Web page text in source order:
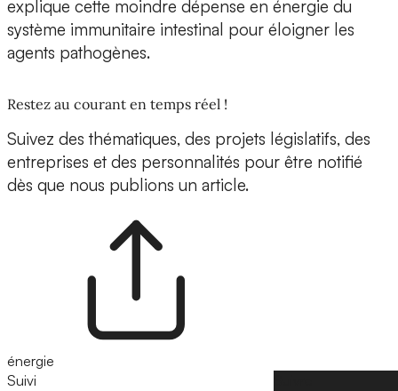
explique cette moindre dépense en énergie du
système immunitaire intestinal pour éloigner les
agents pathogènes.
Restez au courant en temps réel !
Suivez des thématiques, des projets législatifs, des
entreprises et des personnalités pour être notifié
dès que nous publions un article.
énergie
Suivi